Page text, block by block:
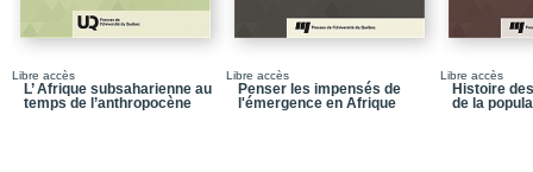
Libre accès
L’ Afrique subsaharienne au
temps de l’anthropocène
Libre accès
Penser les impensés de
l'émergence en Afrique
Libre accès
Histoire
de la